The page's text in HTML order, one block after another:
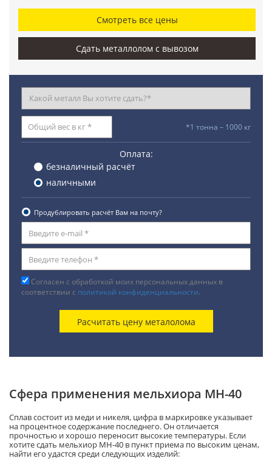
Смотреть все цены
Сдать металлолом с вывозом
*1 тонна – 1000 кг
Оплата:
безналичный расчёт
наличными
Продублировать расчёт Вам на почту?
Согласен с обработкой моих персональных данных в
соответствии с политикой конфиденциальности.
Сфера применения мельхиора МН-40
Сплав состоит из меди и никеля, цифра в маркировке указывает
на процентное содержание последнего. Он отличается
прочностью и хорошо переносит высокие температуры. Если
хотите сдать мельхиор МН-40 в пункт приема по высоким ценам,
найти его удастся среди следующих изделий: